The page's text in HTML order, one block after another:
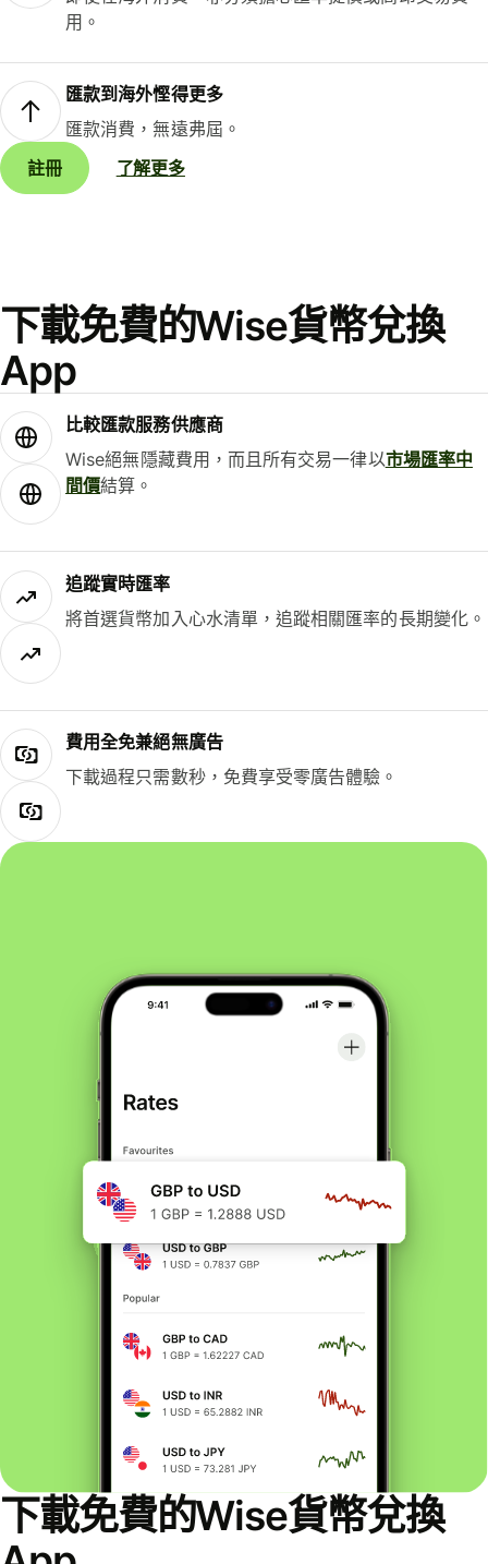
用。
匯款到海外慳得更多
匯款消費，無遠弗屆。
註冊
了解更多
下載免費的Wise貨幣兌換
App
比較匯款服務供應商
Wise絕無隱藏費用，而且所有交易一律以市場匯率中
間價結算。
追蹤實時匯率
將首選貨幣加入心水清單，追蹤相關匯率的長期變化。
費用全免兼絕無廣告
下載過程只需數秒，免費享受零廣告體驗。
下載免費的Wise貨幣兌換